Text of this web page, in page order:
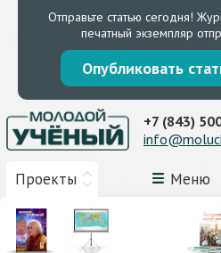
Отправьте статью сегодня!
печатный экземпляр
Опубликовать
Проекты Меню
+7 (843)